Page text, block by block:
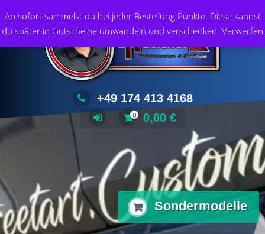
Ab sofort sammelst du bei jeder Bestellung Punkte. Diese kannst
du später in Gutscheine umwandeln und verschenken. Verwerfen
Inhalt
springen
+49 174 413 4168
0 0,00 €
Sondermodelle